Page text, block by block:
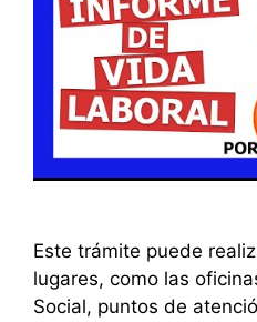
Este trámite puede
lugares, como las
Social, puntos de